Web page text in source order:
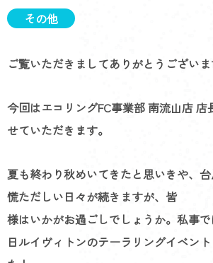
その他
ご覧いただきましてありがとうございま
今回はエコリングFC事業部 南流山店 店
せていただきます。
夏も終わり秋めいてきたと思いきや、
慌ただしい日々が続きますが、皆
様はいかがお過ごしでしょうか。私事
日ルイヴィトンのテーラリングイベン